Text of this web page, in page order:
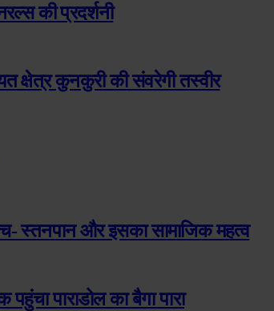
की प्रदर्शनी
क्षेत्र कुनकुरी की संवरेगी तस्वीर
स्तनपान और इसका सामाजिक महत्व
पाराडोल का बैगा पारा